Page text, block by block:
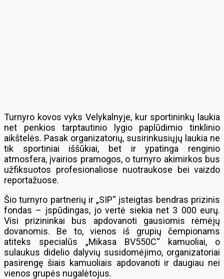
Turnyro kovos vyks Velykalnyje, kur sportininkų laukia
net penkios tarptautinio lygio paplūdimio tinklinio
aikštelės. Pasak organizatorių, susirinkusiųjų laukia ne
tik sportiniai iššūkiai, bet ir ypatinga renginio
atmosfera, įvairios pramogos, o turnyro akimirkos bus
užfiksuotos profesionaliose nuotraukose bei vaizdo
reportažuose.
Šio turnyro partnerių ir „SIP“ įsteigtas bendras prizinis
fondas – įspūdingas, jo vertė siekia net 3 000 eurų.
Visi prizininkai bus apdovanoti gausiomis rėmėjų
dovanomis. Be to, vienos iš grupių čempionams
atiteks specialūs „Mikasa BV550C“ kamuoliai, o
sulaukus didelio dalyvių susidomėjimo, organizatoriai
pasirengę šiais kamuoliais apdovanoti ir daugiau nei
vienos grupės nugalėtojus.